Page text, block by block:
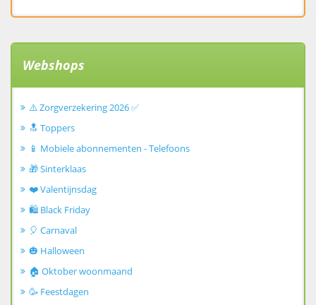
Webshops
⚠️ Zorgverzekering 2026 ✅
🔝 Toppers
📱 Mobiele abonnementen - Telefoons
🎁 Sinterklaas
❤️ Valentijnsdag
🛍️ Black Friday
🎈 Carnaval
🎃 Halloween
🏠 Oktober woonmaand
🥳 Feestdagen